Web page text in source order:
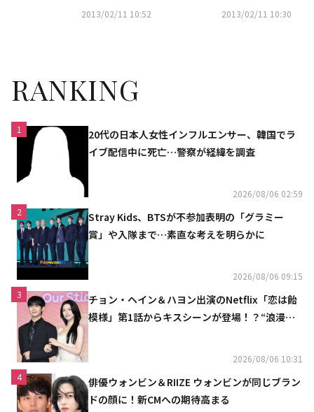
2013/02/11 10:52 2013/02/11 10:30
RANKING
1
20代の日本人女性インフルエンサー、韓国でラ
イブ配信中に死亡…警察が経緯を調査
2026/08/06 02:59
2
Stray Kids、BTSが不参加表明の「グラミー
賞」や入隊まで…素直な考えを明らかに
2026/08/06 09:15
3
チョン・ヘイン＆ハヨン出演のNetflix「恋は飴
模様」第1話からキスシーンが登場！？“浪漫と
2026/08/06 10:31
4
俳優ウォンビン＆RIIZE ウォンビンが同じブラン
ドの顔に！新CMへの期待高まる